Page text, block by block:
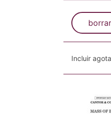
borrar
Incluir